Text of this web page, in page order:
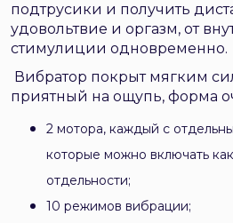
подтрусики и получить
удовольтвие и оргазм, от
стимулиции одновременно.
Вибратор покрыт мягким
приятный на ощупь, форма
2 мотора, каждый с
которые можно включать
отдельности;
10 режимов вибрации;